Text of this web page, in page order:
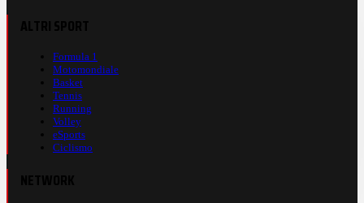
Formula 1
Motomondiale
Basket
Tennis
Running
Volley
eSports
Ciclismo